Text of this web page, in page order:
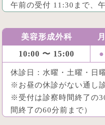
午前の受付 11:30まで、
美容形成外科 月
10:00 〜 15:00 ●
休診日：水曜・土曜・日
※お昼の休診がない通し
※受付は診察時間終了の
間終了の60分前まで）